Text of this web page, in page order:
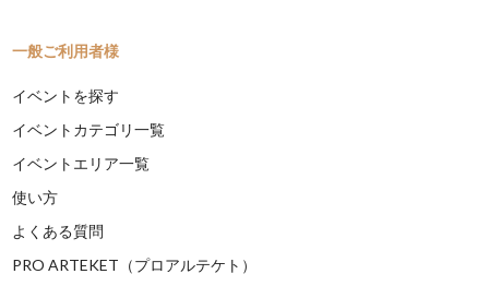
一般ご利用者様
イベントを探す
イベントカテゴリ一覧
イベントエリア一覧
使い方
よくある質問
PRO ARTEKET（プロアルテケト）